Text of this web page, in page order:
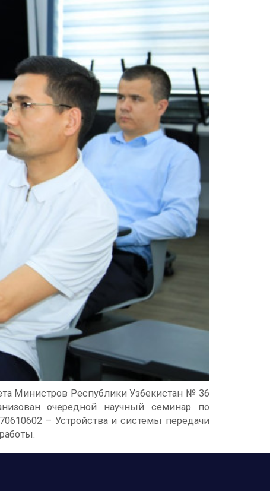
Министров Республики Узбекистан № 36
очередной научный семинар по
– Устройства и системы передачи